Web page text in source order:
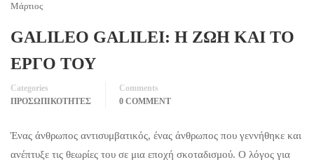
Μάρτιος
GALILEO GALILEI: Η ΖΩΗ ΚΑΙ ΤΟ
ΕΡΓΟ ΤΟΥ
Categories
ΠΡΟΣΩΠΙΚΟΤΗΤΕΣ
Comments
0 COMMENT
Ένας άνθρωπος αντισυμβατικός, ένας άνθρωπος που γεννήθηκε και
ανέπτυξε τις θεωρίες του σε μια εποχή σκοταδισμού. Ο λόγος για